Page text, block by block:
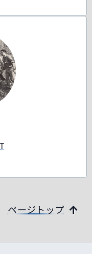
ページトップ